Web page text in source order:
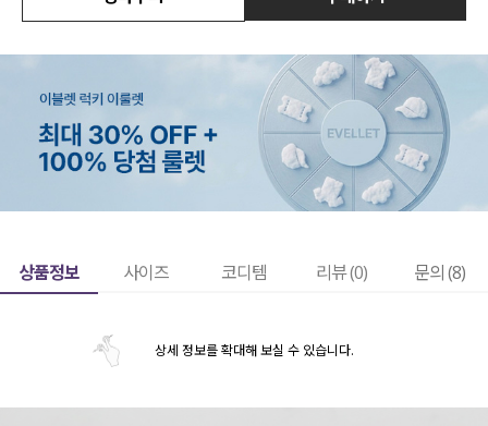
상품정보 사이즈 코디템 리뷰 (0) 문의 (8)
상세 정보를 확대해 보실 수 있습니다.